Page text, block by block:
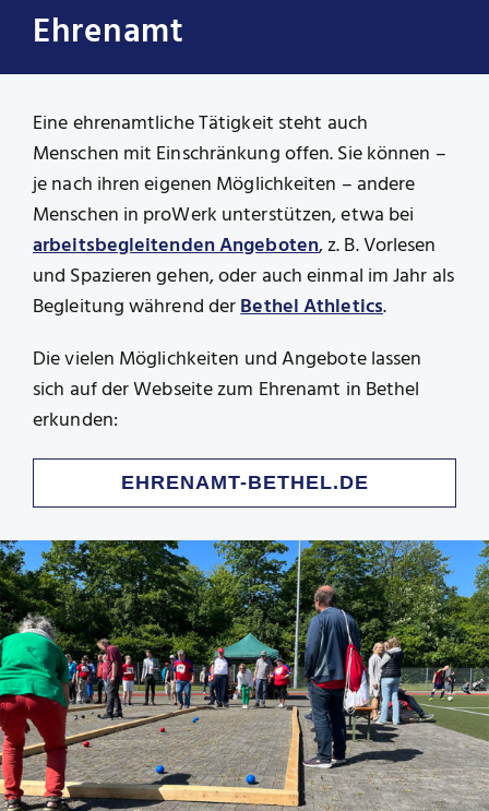
Ehrenamt
Eine ehrenamtliche Tätigkeit steht auch
Menschen mit Einschränkung offen. Sie können –
je nach ihren eigenen Möglichkeiten – andere
Menschen in proWerk unterstützen, etwa bei
arbeitsbegleitenden Angeboten, z. B. Vorlesen
und Spazieren gehen, oder auch einmal im Jahr als
Begleitung während derBethel Athletics.
Die vielen Möglichkeiten und Angebote lassen
sich auf der Webseite zum Ehrenamt in Bethel
erkunden:
EHRENAMT-BETHEL.DE